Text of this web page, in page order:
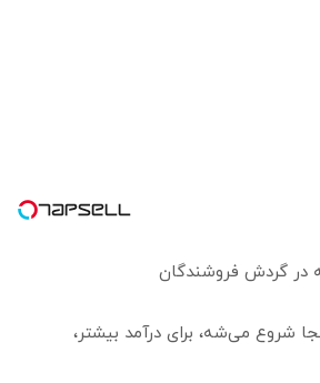
شروع می‌شه، برای درآمد بیشتر،